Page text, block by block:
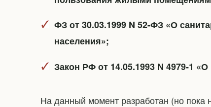
ФЗ от 30.03.1999 N 52-ФЗ «О
населения»;
Закон РФ от 14.05.1993 N 4979-1
На данный момент разработан (но пока